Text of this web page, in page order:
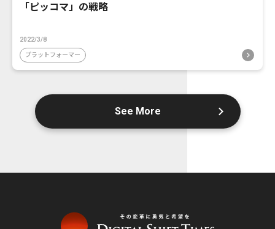
「ピッコマ」の戦略
2022/3/8
プラットフォーマー
See More